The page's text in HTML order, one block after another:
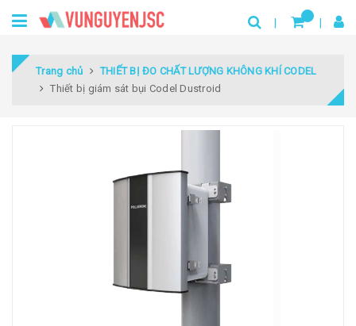
Trang chủ
THIẾT BỊ ĐO CHẤT LƯỢNG KHÔNG KHÍ CODEL
Thiết bị giám sát bụi Codel Dustroid